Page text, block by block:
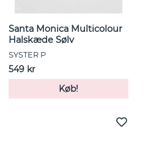
Santa Monica Multicolour
Halskæde Sølv
SYSTER P
549 kr
Køb!